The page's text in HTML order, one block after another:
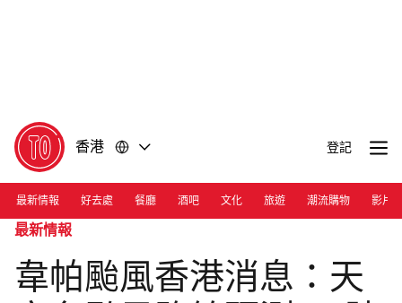
香港 登記
最新情報 好去處 餐廳 酒吧 文化 旅遊 潮流購物 影片
最新情報
韋帕颱風香港消息：天